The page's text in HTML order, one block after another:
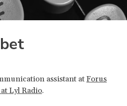
assistant at Forus
Lyl Radio.